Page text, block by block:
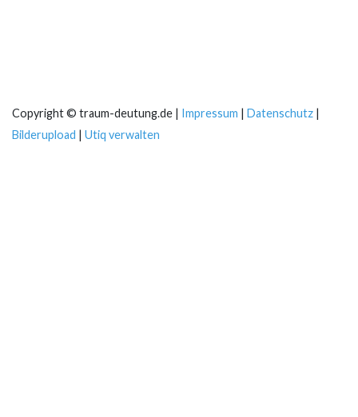
Copyright © traum-deutung.de | Impressum | Datenschutz |
Bilderupload | Utiq verwalten